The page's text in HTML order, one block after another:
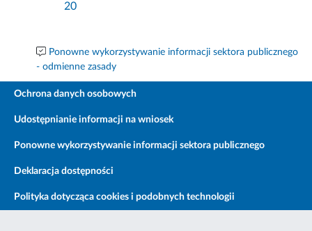
20
Ponowne wykorzystywanie informacji sektora publicznego
- odmienne zasady
Ochrona danych osobowych
Udostępnianie informacji na wniosek
Ponowne wykorzystywanie informacji sektora publicznego
Deklaracja dostępności
Polityka dotycząca cookies i podobnych technologii